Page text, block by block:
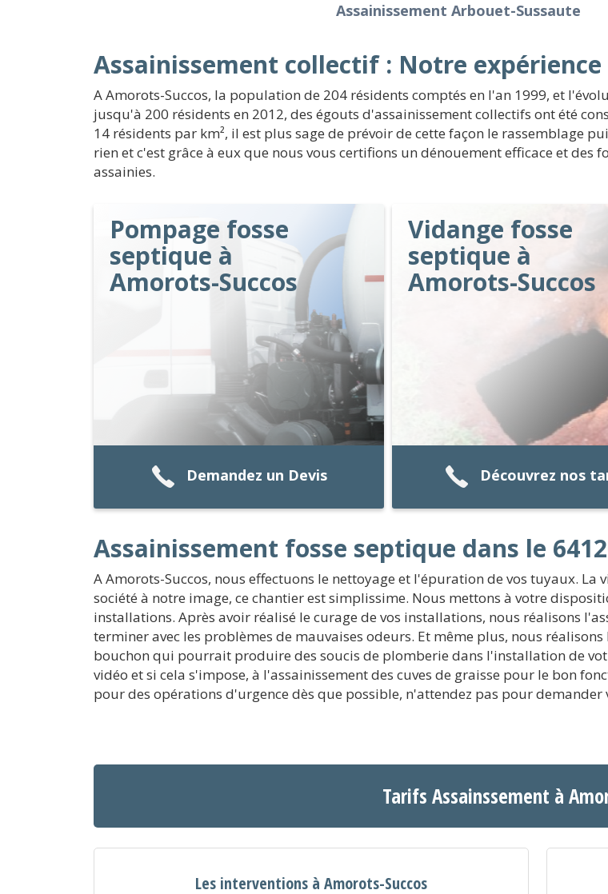
Assainissement Arbouet-Sussaute
Assainissement collectif : Notre expérience
A Amorots-Succos, la population de 204 résidents comptés en l'an 1999, et
jusqu'à 200 résidents en 2012, des égouts d'assainissement collectifs ont été
14 résidents par km², il est plus sage de prévoir de cette façon le rassemblage
rien et c'est grâce à eux que nous vous certifions un dénouement efficace et des
assainies.
Pompage fosse
septique à
Amorots-Succos
Demandez un Devis
Vidange fosse
septique à
Amorots-Succos
Découvrez nos
Assainissement fosse septique dans le
A Amorots-Succos, nous effectuons le nettoyage et l'épuration de vos tuyaux.
société à notre image, ce chantier est simplissime. Nous mettons à votre
installations. Après avoir réalisé le curage de vos installations, nous réalisons
terminer avec les problèmes de mauvaises odeurs. Et même plus, nous
bouchon qui pourrait produire des soucis de plomberie dans l'installation de
vidéo et si cela s'impose, à l'assainissement des cuves de graisse pour le bon
pour des opérations d'urgence dès que possible, n'attendez pas pour demander
Tarifs Assainssement à
Les interventions à Amorots-Succos